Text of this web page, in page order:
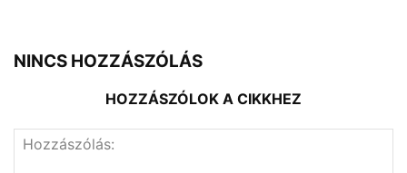
NINCS HOZZÁSZÓLÁS
HOZZÁSZÓLOK A CIKKHEZ